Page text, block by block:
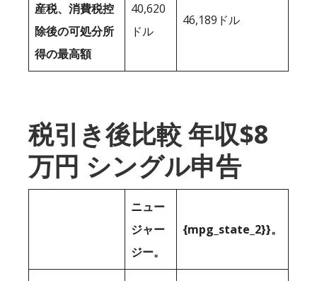
産税、消費税控
除後の可処分所
得の最高額
40,620
ドル
46,189ドル
税引き後比較 年収$8
万円 シングル申告
ニュー
ジャー
ジー。
{mpg_state_2}}。